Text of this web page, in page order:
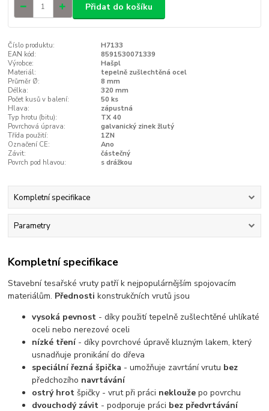
Přidat do košíku
Číslo produktu:
H7133
EAN kód:
8591530071339
Výrobce:
Hašpl
Materiál:
tepelně zušlechtěná ocel
Průměr Ø:
8 mm
Délka:
320 mm
Počet kusů v balení:
50 ks
Hlava:
zápustná
Typ hrotu (bitu):
TX 40
Povrchová úprava:
galvanický zinek žlutý
Třída použití:
1ZN
Označení CE:
Ano
Závit:
částečný
Povrch pod hlavou:
s drážkou
Kompletní specifikace
Parametry
Kompletní specifikace
Stavební tesařské vruty patří k nejpopulárnějším spojovacím
materiálům. Přednosti konstrukčních vrutů jsou
vysoká pevnost - díky použití tepelně zušlechtěné uhlíkaté
oceli nebo nerezové oceli
nízké tření- díky povrchové úpravě kluzným lakem, který
usnadňuje pronikání do dřeva
speciální řezná špička - umožňuje zavrtání vrutu bez
předchozího navrtávání
ostrý hrot špičky - vrut při práci nekloužepo povrchu
dvouchodý závit - podporuje práci bez předvrtávání